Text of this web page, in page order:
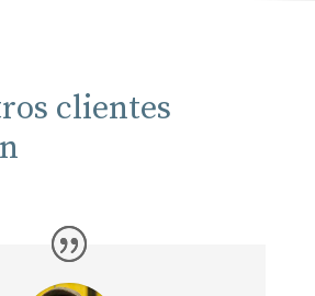
clientes